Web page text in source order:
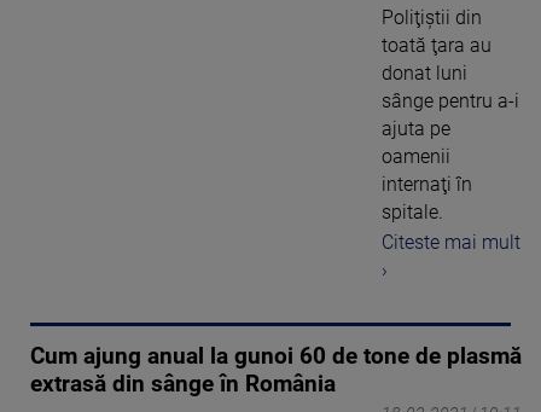
Poliţiştii din
toată ţara au
donat luni
sânge pentru a-i
ajuta pe
oamenii
internaţi în
spitale.
Citeste mai mult
›
Cum ajung anual la gunoi 60 de tone de plasmă
extrasă din sânge în România